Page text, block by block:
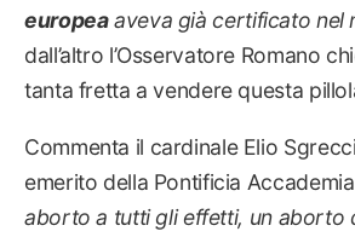
europeaaveva già certificato nel
dall’altro l’Osservatore Romano
tanta fretta a vendere questa
Commenta il cardinale Elio
emerito della Pontificia
aborto a tutti gli effetti, un aborto